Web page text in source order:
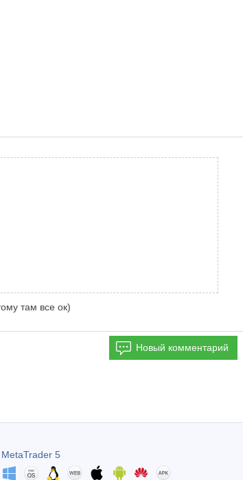
там все ок)
Новый комментарий
MetaTrader 5